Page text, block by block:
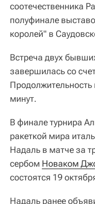
соотечественника
полуфинале
королей" в
Встреча двух
завершилась со
Продолжительность
минут.
В финале турнира
ракеткой мира
Надаль в матче за
сербом Новаком
состоятся 19
Надаль ранее